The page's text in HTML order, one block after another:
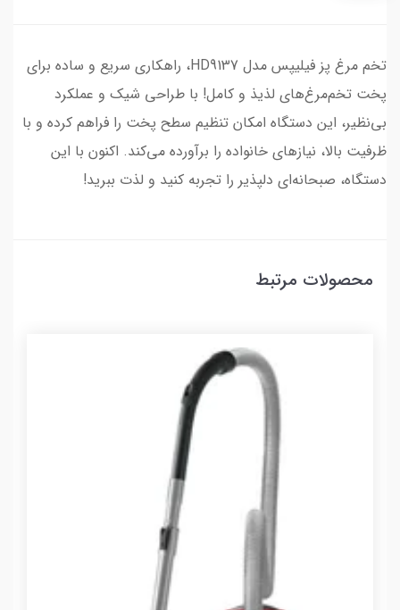
تخم مرغ پز فیلیپس مدل HD9137، راهکاری سریع و ساده برای
پخت تخم‌مرغ‌های لذیذ و کامل! با طراحی شیک و عملکرد
بی‌نظیر، این دستگاه امکان تنظیم سطح پخت را فراهم کرده و با
ظرفیت بالا، نیازهای خانواده را برآورده می‌کند. اکنون با این
دستگاه، صبحانه‌ای دلپذیر را تجربه کنید و لذت ببرید!
محصولات مرتبط